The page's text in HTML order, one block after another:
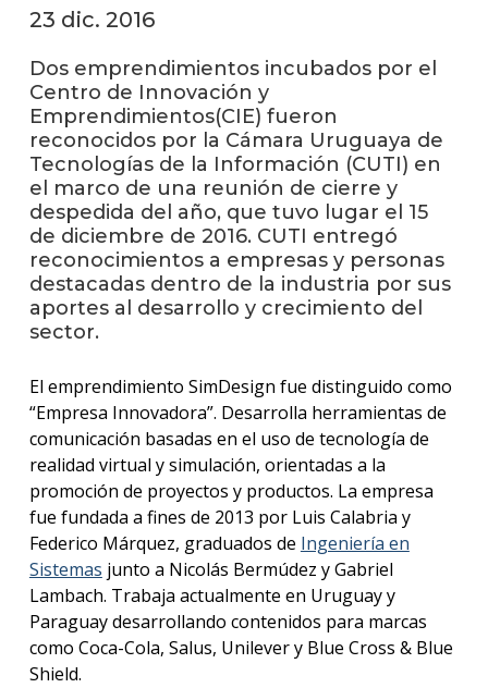
en
los
23 dic. 2016
Dos emprendimientos incubados por el
Centro de Innovación y
Emprendimientos(CIE) fueron
reconocidos por la Cámara Uruguaya de
Tecnologías de la Información (CUTI) en
el marco de una reunión de cierre y
despedida del año, que tuvo lugar el 15
de diciembre de 2016. CUTI entregó
reconocimientos a empresas y personas
destacadas dentro de la industria por sus
aportes al desarrollo y crecimiento del
sector.
El emprendimiento SimDesign fue distinguido como
“Empresa Innovadora”. Desarrolla herramientas de
comunicación basadas en el uso de tecnología de
realidad virtual y simulación, orientadas a la
promoción de proyectos y productos. La empresa
fue fundada a fines de 2013 por Luis Calabria y
Federico Márquez, graduados de Ingeniería en
Sistemas junto a Nicolás Bermúdez y Gabriel
Lambach. Trabaja actualmente en Uruguay y
Paraguay desarrollando contenidos para marcas
como Coca-Cola, Salus, Unilever y Blue Cross & Blue
Shield.